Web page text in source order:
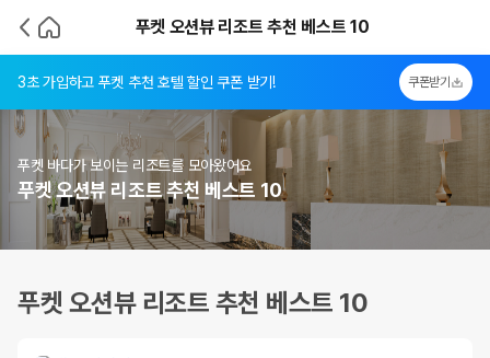
푸켓 오션뷰 리조트 추천 베스트 10
3초 가입하고 푸켓 추천 호텔 할인 쿠폰 받기! 쿠폰받기
푸켓 바다가 보이는 리조트를 모아왔어요
푸켓 오션뷰 리조트 추천 베스트 10
푸켓 오션뷰 리조트 추천 베스트 10